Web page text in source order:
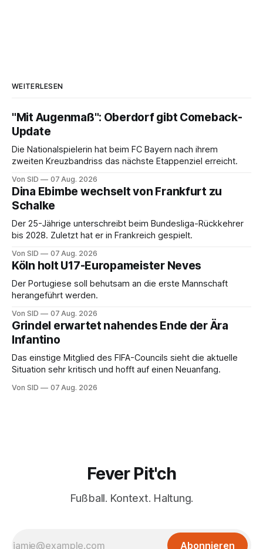
WEITERLESEN
"Mit Augenmaß": Oberdorf gibt Comeback-
Update
Die Nationalspielerin hat beim FC Bayern nach ihrem
zweiten Kreuzbandriss das nächste Etappenziel erreicht.
Von SID 07 Aug. 2026
Dina Ebimbe wechselt von Frankfurt zu
Schalke
Der 25-Jährige unterschreibt beim Bundesliga-Rückkehrer
bis 2028. Zuletzt hat er in Frankreich gespielt.
Von SID 07 Aug. 2026
Köln holt U17-Europameister Neves
Der Portugiese soll behutsam an die erste Mannschaft
herangeführt werden.
Von SID 07 Aug. 2026
Grindel erwartet nahendes Ende der Ära
Infantino
Das einstige Mitglied des FIFA-Councils sieht die aktuelle
Situation sehr kritisch und hofft auf einen Neuanfang.
Von SID 07 Aug. 2026
Fever Pit'ch
Fußball. Kontext. Haltung.
Abonnieren